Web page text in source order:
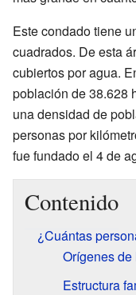
Este condado tiene
cuadrados. De esta
cubiertos por agua.
población de 38.628
una densidad de
personas por
fue fundado el 4 de
Contenido
¿Cuántas
Orígenes
Estructura